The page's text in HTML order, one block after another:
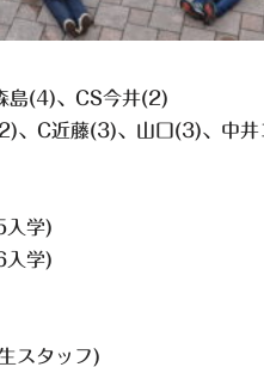
(4)、CS今井(2)
、C近藤(3)、山口(3)、中井
学)
学)
スタッフ)